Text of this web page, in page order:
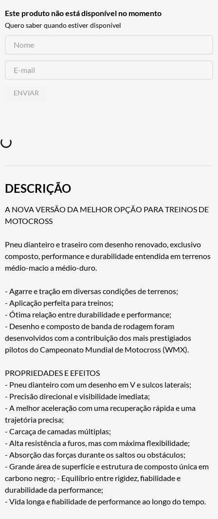
Este produto não está disponível no momento
Quero saber quando estiver disponível
ENVIAR
DESCRIÇÃO
A NOVA VERSÃO DA MELHOR OPÇÃO PARA TREINOS DE
MOTOCROSS
Pneu dianteiro e traseiro com desenho renovado, exclusivo
composto, performance e durabilidade entendida em terrenos
médio-macio a médio-duro.
- Agarre e tração em diversas condições de terrenos;
- Aplicação perfeita para treinos;
- Ótima relação entre durabilidade e performance;
- Desenho e composto de banda de rodagem foram
desenvolvidos com a contribuição dos mais prestigiados
pilotos do Campeonato Mundial de Motocross (WMX).
PROPRIEDADES E EFEITOS
- Pneu dianteiro com um desenho em V e sulcos laterais;
- Precisão direcional e visibilidade imediata;
- A melhor aceleração com uma recuperação rápida e uma
trajetória precisa;
- Carcaça de camadas múltiplas;
- Alta resistência a furos, mas com máxima flexibilidade;
- Absorção das forças durante os saltos ou obstáculos;
- Grande área de superfície e estrutura de composto única em
carbono negro; - Equilíbrio entre rigidez, fiabilidade e
durabilidade da performance;
- Vida longa e fiabilidade de performance ao longo do tempo.